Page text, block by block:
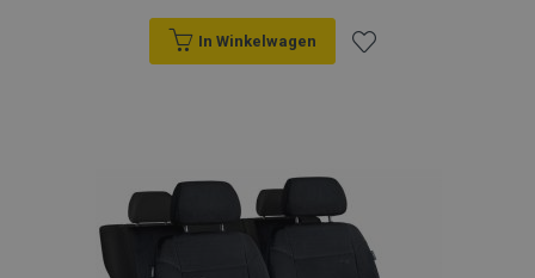
In Winkelwagen
verlanglijst